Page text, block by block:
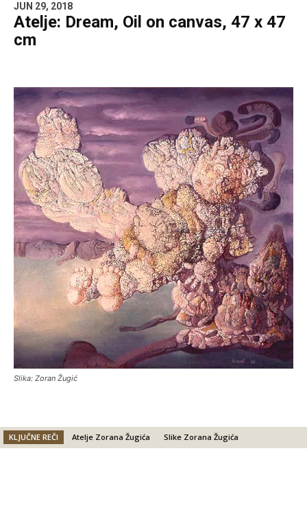
JUN 29, 2018
Atelje: Dream, Oil on canvas, 47 x 47
cm
Slika: Zoran Žugić
KLJUČNE REČI Atelje Zorana Žugića Slike Zorana Žugića